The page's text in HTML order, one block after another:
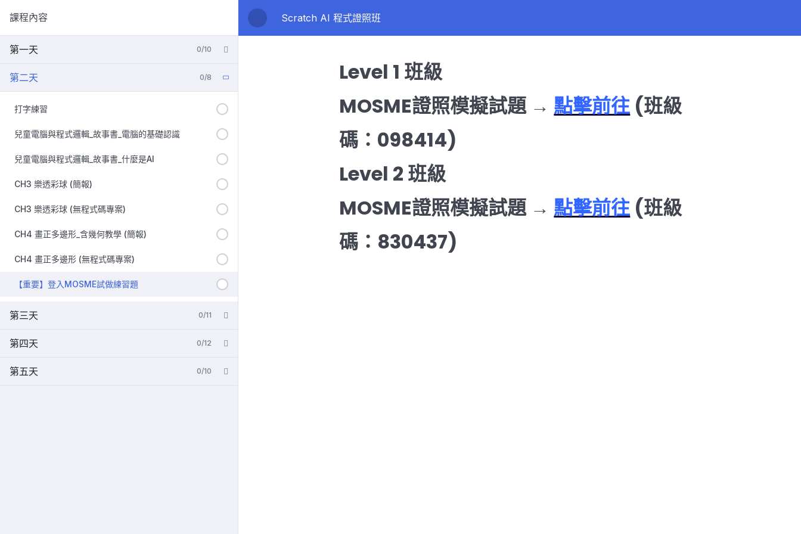
課程內容
第一天 0/10
第二天 0/8
打字練習
兒童電腦與程式邏輯_故事書_電腦的基礎認識
兒童電腦與程式邏輯_故事書_什麼是AI
CH3 樂透彩球 (簡報)
CH3 樂透彩球 (無程式碼專案)
CH4 畫正多邊形_含幾何教學 (簡報)
CH4 畫正多邊形 (無程式碼專案)
【重要】登入MOSME試做練習題
第三天 0/11
第四天 0/12
第五天 0/10
Scratch AI 程式證照班
Level 1 班級
MOSME證照模擬試題 → 點擊前往 (班級
碼：098414)
Level 2 班級
MOSME證照模擬試題 → 點擊前往 (班級
碼：830437)